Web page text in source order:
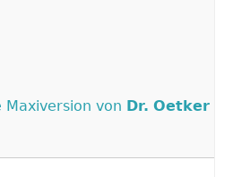
von Dr. Oetker